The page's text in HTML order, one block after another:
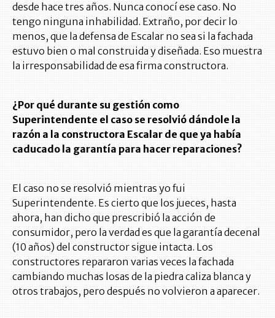
desde hace tres años. Nunca conocí ese caso. No
tengo ninguna inhabilidad. Extraño, por decir lo
menos, que la defensa de Escalar no sea si la fachada
estuvo bien o mal construida y diseñada. Eso muestra
la irresponsabilidad de esa firma constructora.
¿Por qué durante su gestión como
Superintendente el caso se resolvió dándole la
razón a la constructora Escalar de que ya había
caducado la garantía para hacer reparaciones?
El caso no se resolvió mientras yo fui
Superintendente. Es cierto que los jueces, hasta
ahora, han dicho que prescribió la acción de
consumidor, pero la verdad es que la garantía decenal
(10 años) del constructor sigue intacta. Los
constructores repararon varias veces la fachada
cambiando muchas losas de la piedra caliza blanca y
otros trabajos, pero después no volvieron a aparecer.